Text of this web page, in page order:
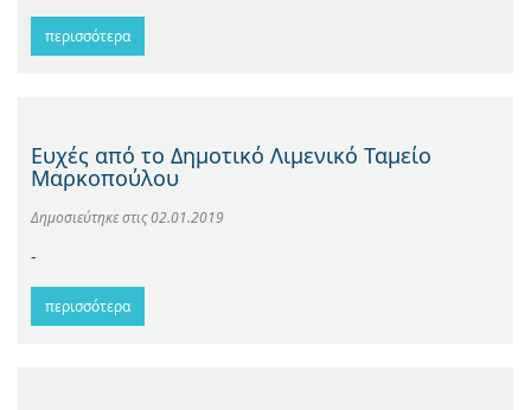
περισσότερα
Ευχές από το Δημοτικό Λιμενικό Ταμείο
Μαρκοπούλου
Δημοσιεύτηκε στις02.01.2019
-
περισσότερα